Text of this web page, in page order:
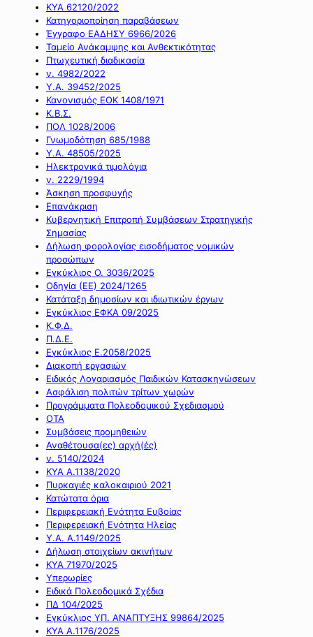
ΚΥΑ 62120/2022
Κατηγοριοποίηση παραβάσεων
Έγγραφο ΕΑΔΗΣΥ 6966/2026
Ταμείο Ανάκαμψης και Ανθεκτικότητας
Πτωχευτική διαδικασία
ν. 4982/2022
Υ.Α. 39452/2025
Κανονισμός ΕΟΚ 1408/1971
Κ.Β.Σ.
ΠΟΛ 1028/2006
Γνωμοδότηση 685/1988
Υ.Α. 48505/2025
Ηλεκτρονικά τιμολόγια
ν. 2229/1994
Άσκηση προσφυγής
Επανάκριση
Κυβερνητική Επιτροπή Συμβάσεων Στρατηγικής
Σημασίας
Δήλωση φορολογίας εισοδήματος νομικών
προσώπων
Εγκύκλιος Ο. 3036/2025
Οδηγία (ΕΕ) 2024/1265
Κατάταξη δημοσίων και ιδιωτικών έργων
Εγκύκλιος ΕΦΚΑ 09/2025
Κ.Φ.Δ.
Π.Δ.Ε.
Εγκύκλιος Ε.2058/2025
Διακοπή εργασιών
Ειδικός Λογαριασμός Παιδικών Κατασκηνώσεων
Ασφάλιση πολιτών τρίτων χωρών
Προγράμματα Πολεοδομικού Σχεδιασμού
ΟΤΑ
Συμβάσεις προμηθειών
Αναθέτουσα(ες) αρχή(ές)
ν. 5140/2024
ΚΥΑ Α.1138/2020
Πυρκαγιές καλοκαιριού 2021
Κατώτατα όρια
Περιφερειακή Ενότητα Ευβοίας
Περιφερειακή Ενότητα Ηλείας
Υ.Α. Α.1149/2025
Δήλωση στοιχείων ακινήτων
ΚΥΑ 71970/2025
Υπερωρίες
Ειδικά Πολεοδομικά Σχέδια
ΠΔ 104/2025
Εγκύκλιος ΥΠ. ΑΝΑΠΤΥΞΗΣ 99864/2025
ΚΥΑ Α.1176/2025